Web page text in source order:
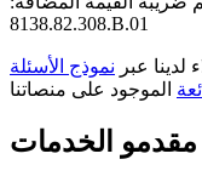
8138.82.308.B.01
عبر نموذج الأسئلة
مقدمو الخدمات